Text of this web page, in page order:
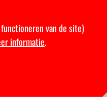
“Wow, dit
is er aan de hand? Dat
van de plannen terecht
beloften die Trump
gratis
per jaar.
van de site)
informatie.